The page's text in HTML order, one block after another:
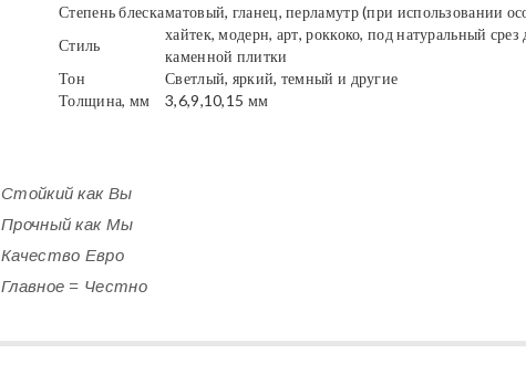
Степень блескаматовый, гланец, перламутр (при использовании
Стиль
хайтек, модерн, арт, роккоко, под натуральный срез
каменной плитки
Тон
Светлый, яркий, темный и другие
Толщина, мм
3,6,9,10,15 мм
Стойкий как Вы
Прочный как Мы
Качество Евро
Главное = Честно